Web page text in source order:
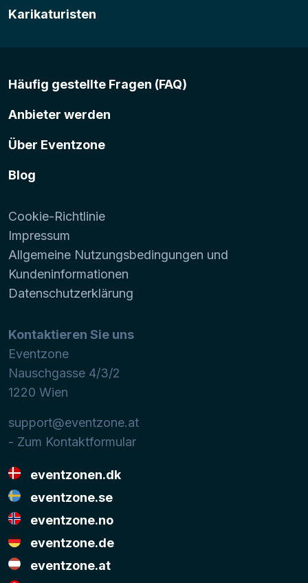
Karikaturisten
Häufig gestellte Fragen (FAQ)
Anbieter werden
Über Eventzone
Blog
Cookie-Richtlinie
Impressum
Allgemeine Nutzungsbedingungen und
Kundeninformationen
Datenschutzerklärung
Kontaktieren Sie uns
Eventzone
Nauschgasse 4/3/2
1220 Wien
support@eventzone.at
- Zum Kontaktformular
eventzonen.dk
eventzone.se
eventzone.no
eventzone.de
eventzone.at